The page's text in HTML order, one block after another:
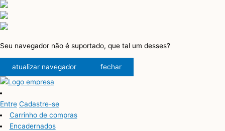
Seu navegador não é suportado, que tal um desses?
atualizar navegador fechar
Entre Cadastre-se
Carrinho de compras
Encadernados